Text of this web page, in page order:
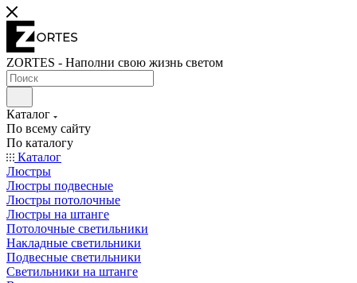
ZORTES - Наполни свою жизнь светом
Каталог
По всему сайту
По каталогу
Каталог
Люстры
Люстры подвесные
Люстры потолочные
Люстры на штанге
Потолочные светильники
Накладные светильники
Подвесные светильники
Светильники на штанге